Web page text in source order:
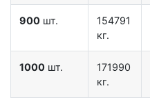
900 шт.
154791
кг.
1000 шт.
171990
кг.